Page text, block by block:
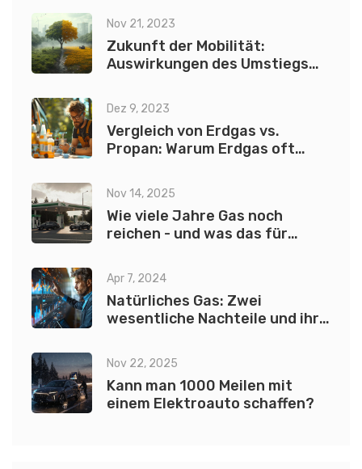
Nov 21, 2023
Zukunft der Mobilität:
Auswirkungen des Umstiegs
Dez 9, 2023
Vergleich von Erdgas vs.
Propan: Warum Erdgas oft
Nov 14, 2025
Wie viele Jahre Gas noch
reichen - und was das für
Apr 7, 2024
Natürliches Gas: Zwei
wesentliche Nachteile und ihre
Nov 22, 2025
Kann man 1000 Meilen mit
einem Elektroauto schaffen?